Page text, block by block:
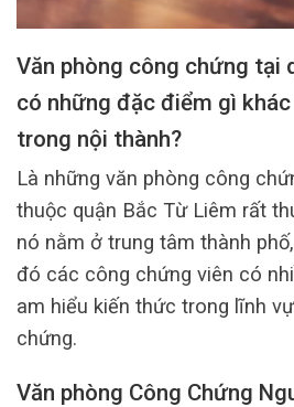
Văn phòng công chứng tại
có những đặc điểm gì
trong nội thành?
Là những văn phòng công
thuộc quận Bắc Từ Liêm rất
nó nằm ở trung tâm thành
đó các công chứng viên có
am hiểu kiến thức trong lĩnh
chứng.
Văn phòng Công Chứng